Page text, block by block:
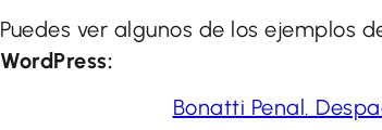
Puedes ver algunos de los ejemplos
WordPress:
Bonatti Penal.